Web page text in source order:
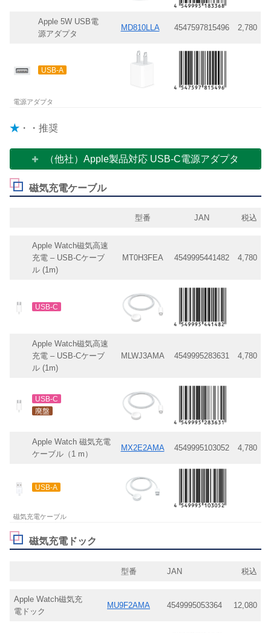
Apple 5W USB電
源アダプタ
MD810LLA 4547597815496 2,780
USB-A
電源アダプタ
★ ・・推奨
（他社）Apple製品対応 USB-C電源アダプタ
磁気充電ケーブル
型番 JAN 税込
Apple Watch磁気高速
充電 – USB-Cケーブ
ル (1m)
MT0H3FEA 4549995441482 4,780
USB-C
Apple Watch磁気高速
充電 – USB-Cケーブ
ル (1m)
MLWJ3AMA 4549995283631 4,780
USB-C
廃盤
Apple Watch 磁気充電
ケーブル（1 m）
MX2E2AMA 4549995103052 4,780
USB-A
磁気充電ケーブル
磁気充電ドック
型番 JAN 税込
Apple Watch磁気充
電ドック
MU9F2AMA 4549995053364 12,080